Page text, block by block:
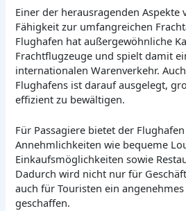
Einer der herausragenden Aspekte
Fähigkeit zur umfangreichen
Flughafen hat außergewöhnliche
Frachtflugzeuge und spielt damit
internationalen Warenverkehr.
Flughafens ist darauf ausgelegt,
effizient zu bewältigen.
Für Passagiere bietet der
Annehmlichkeiten wie bequeme
Einkaufsmöglichkeiten sowie
Dadurch wird nicht nur für
auch für Touristen ein
geschaffen.